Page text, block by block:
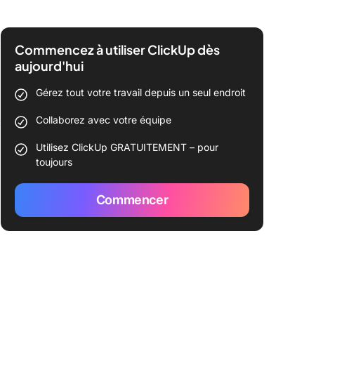
Commencez à utiliser ClickUp dès
aujourd'hui
Gérez tout votre travail depuis un seul endroit
Collaborez avec votre équipe
Utilisez ClickUp GRATUITEMENT – pour
toujours
Commencer